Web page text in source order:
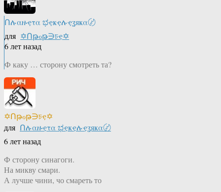
Ոሉαዙҿτα ಭҿҝҿሉҿʓяҝα〄
для ✡Ոթℴթ∋চҿ✡
6 лет назад
Ф каку … сторону смотреть та?
✡Ոթℴթ∋চҿ✡
для Ոሉαዙҿτα ಭҿҝҿሉҿʓяҝα〄
6 лет назад
Ф сторону синагоги.
На микву смари.
А лучше чини, чо смареть то